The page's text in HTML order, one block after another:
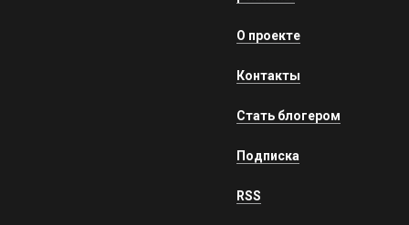
О проекте
Контакты
Стать блогером
Подписка
RSS